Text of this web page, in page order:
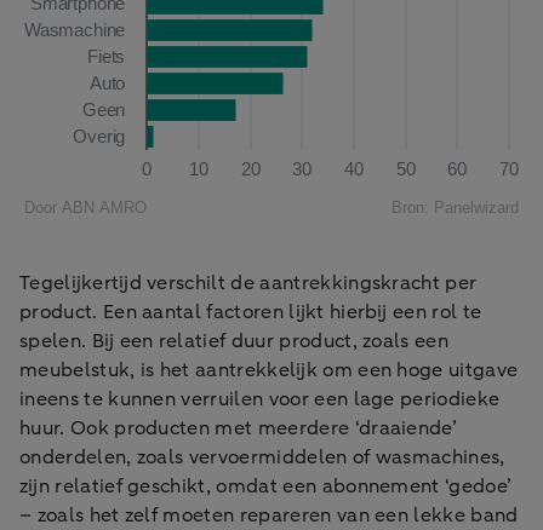
Tegelijkertijd verschilt de aantrekkingskracht per
product. Een aantal factoren lijkt hierbij een rol te
spelen. Bij een relatief duur product, zoals een
meubelstuk, is het aantrekkelijk om een hoge uitgave
ineens te kunnen verruilen voor een lage periodieke
huur. Ook producten met meerdere ‘draaiende’
onderdelen, zoals vervoermiddelen of wasmachines,
zijn relatief geschikt, omdat een abonnement ‘gedoe’
– zoals het zelf moeten repareren van een lekke band